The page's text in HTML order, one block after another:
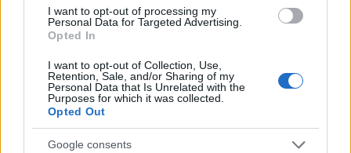
I want to opt-out of processing my
Personal Data for Targeted Advertising.
Opted In
I want to opt-out of Collection, Use,
Retention, Sale, and/or Sharing of my
Personal Data that Is Unrelated with the
Purposes for which it was collected.
Opted Out
Google consents
Σχολίασε εδώ